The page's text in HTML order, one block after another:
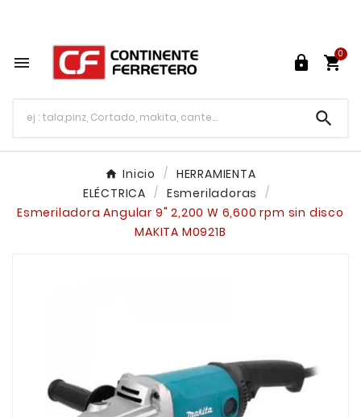
  
0

Inicio
HERRAMIENTA
ELÉCTRICA
Esmeriladoras
Esmeriladora Angular 9" 2,200 W 6,600 rpm sin disco
MAKITA M0921B